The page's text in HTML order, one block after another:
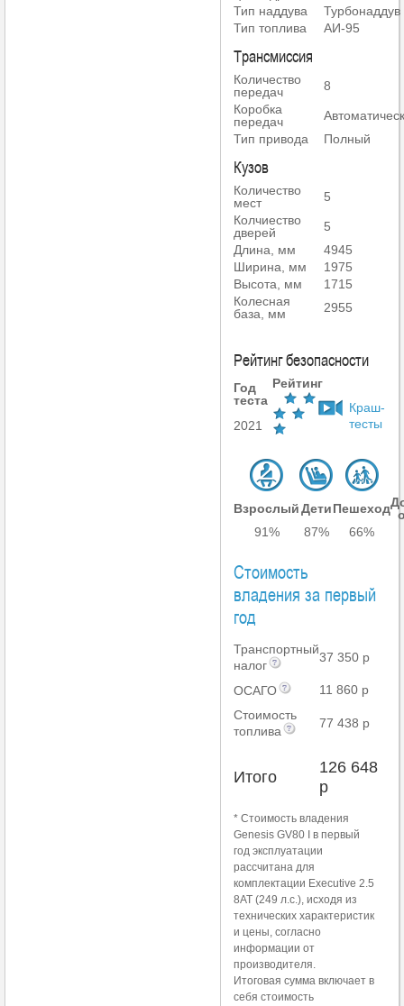
Тип наддува
Турбонаддув
Тип топлива
АИ-95
Трансмиссия
Количество
передач
8
Коробка
передач
Тип привода
Полный
Кузов
Количество
мест
5
Колчиество
дверей
5
Длина, мм
4945
Ширина, мм
1975
Высота, мм
1715
Колесная
база, мм
2955
Рейтинг безопасности
Год
теста
2021
Рейтинг
Краш-
тесты
ВзрослыйДетиПешеход
91%
87% 66%
Стоимость
владения за первый
год
Транспортный
налог
37 350 р
ОСАГО
11 860 р
Стоимость
топлива
77 438 р
Итого
126 648
р
* Стоимость владения
Genesis GV80 I в первый
год эксплуатации
рассчитана для
комплектации Executive 2.5
8AT (249 л.с.), исходя из
технических характеристик
и цены, согласно
информации от
производителя.
Итоговая сумма включает в
себя стоимость